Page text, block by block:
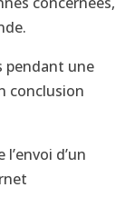
pendant une
conclusion
d’un